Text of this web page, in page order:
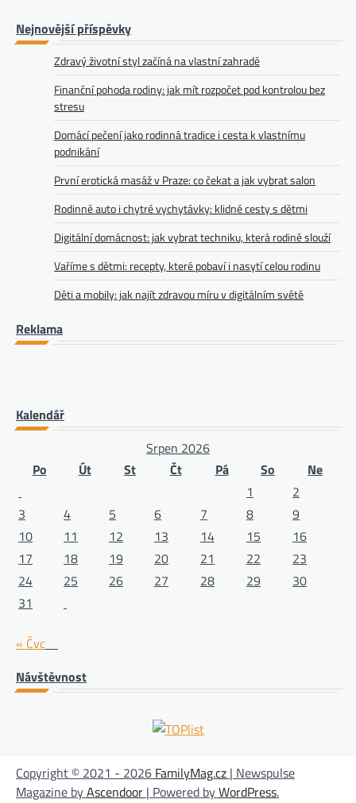
Nejnovější příspěvky
Zdravý životní styl začíná na vlastní zahradě
Finanční pohoda rodiny: jak mít rozpočet pod kontrolou bez
stresu
Domácí pečení jako rodinná tradice i cesta k vlastnímu
podnikání
První erotická masáž v Praze: co čekat a jak vybrat salon
Rodinné auto i chytré vychytávky: klidné cesty s dětmi
Digitální domácnost: jak vybrat techniku, která rodině slouží
Vaříme s dětmi: recepty, které pobaví i nasytí celou rodinu
Děti a mobily: jak najít zdravou míru v digitálním světě
Reklama
Kalendář
Srpen 2026
Po
Út St Čt Pá So
Ne
1
2
3
4 5 6 7 8
9
10
11 12 13 14 15
16
17
18 19 20 21 22
23
24
25 26 27 28 29
30
31
« Čvc
Návštěvnost
Copyright © 2021 - 2026 FamilyMag.cz | Newspulse
Magazine byAscendoor | Powered byWordPress.